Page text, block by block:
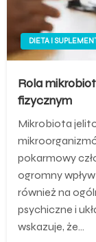
DIETA I
Rola
fizycznym
Mikrobiota
pokarmowy
ogromny
również na
psychiczne i
wskazuje, że…